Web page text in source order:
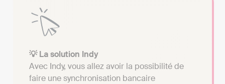
💡 La solution Indy
Avec Indy, vous allez avoir la possibilité de
faire une synchronisation bancaire